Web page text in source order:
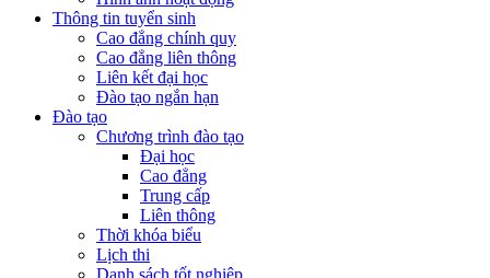
Thông tin tuyển sinh
Cao đẳng chính quy
Cao đẳng liên thông
Liên kết đại học
Đào tạo ngắn hạn
Đào tạo
Chương trình đào tạo
Đại học
Cao đẳng
Trung cấp
Liên thông
Thời khóa biểu
Lịch thi